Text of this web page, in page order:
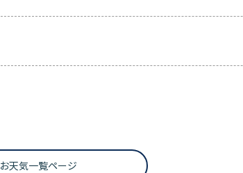
お天気一覧ページ